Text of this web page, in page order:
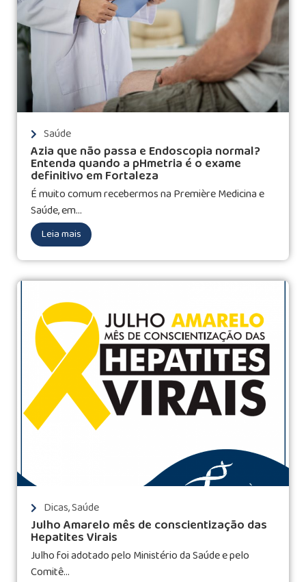
Saúde
Azia que não passa e Endoscopia normal?
Entenda quando a pHmetria é o exame
definitivo em Fortaleza
É muito comum recebermos na Première Medicina e
Saúde, em...
Leia mais
Dicas,Saúde
Julho Amarelo mês de conscientização das
Hepatites Virais
Julho foi adotado pelo Ministério da Saúde e pelo
Comitê...